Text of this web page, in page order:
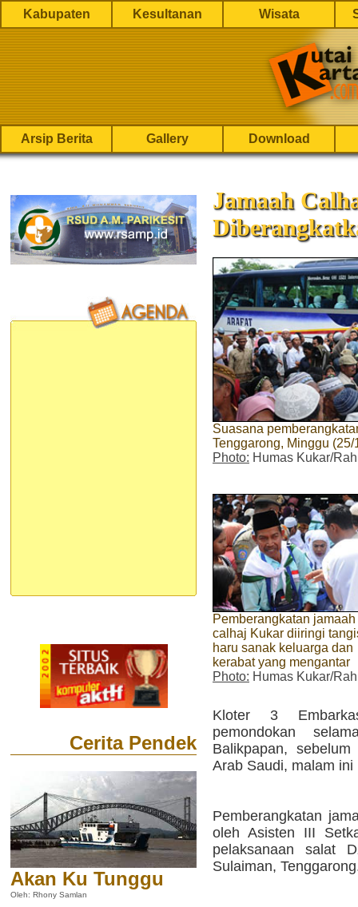
Kabupaten Kesultanan Wisata
Arsip Berita Gallery Download
Cerita Pendek
Akan Ku Tunggu
Oleh: Rhony Samlan
Jamaah
Suasana
Tenggarong, Minggu (25/
Photo: Humas Kukar/
Pemberangkatan jamaah
calhaj Kukar diiringi
haru sanak keluarga dan
kerabat yang mengantar
Photo: Humas Kukar/
Kloter 3
pemondokan
Balikpapan,
Arab Saudi, malam
Pemberangkatan
oleh Asisten III
pelaksanaan salat
Sulaiman,